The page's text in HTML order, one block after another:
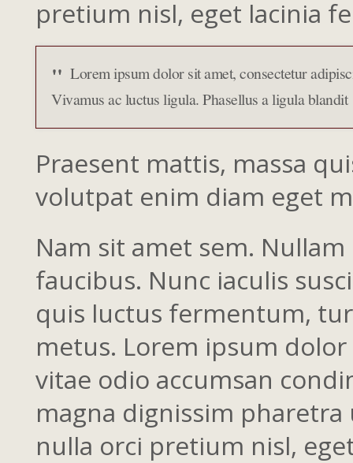
pretium nisl, eget lacinia
Lorem ipsum dolor sit amet, consectetur
Vivamus ac luctus ligula. Phasellus a ligula blandit
Praesent mattis, massa
volutpat enim diam eget
Nam sit amet sem.
faucibus. Nunc iaculis
quis luctus fermentum,
metus. Lorem ipsum
vitae odio accumsan
magna dignissim
nulla orci pretium nisl,